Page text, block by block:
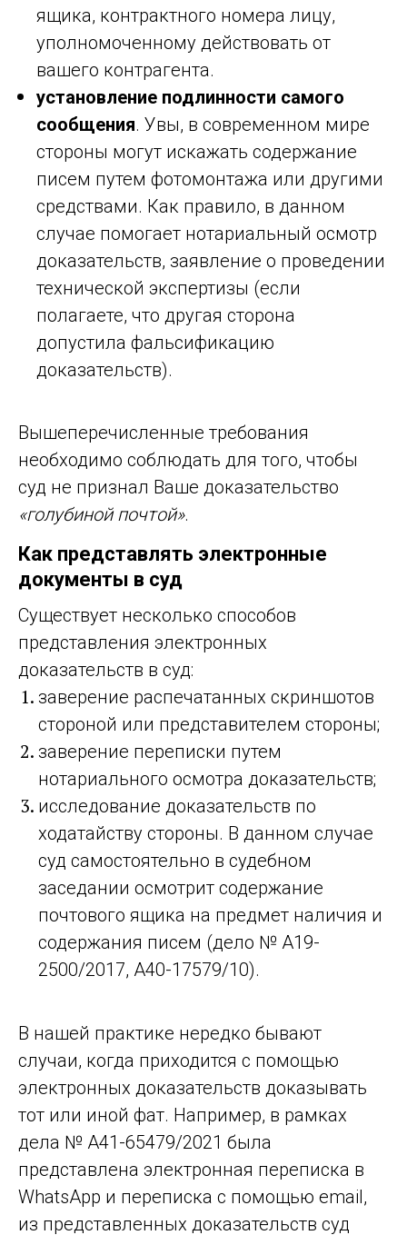
ящика, контрактного номера лицу,
уполномоченному действовать от
вашего контрагента.
установление подлинности самого
сообщения. Увы, в современном мире
стороны могут искажать содержание
писем путем фотомонтажа или другими
средствами. Как правило, в данном
случае помогает нотариальный осмотр
доказательств, заявление о проведении
технической экспертизы (если
полагаете, что другая сторона
допустила фальсификацию
доказательств).
Вышеперечисленные требования
необходимо соблюдать для того, чтобы
суд не признал Ваше доказательство
«голубиной почтой».
Как представлять электронные
документы в суд
Существует несколько способов
представления электронных
доказательств в суд:
заверение распечатанных скриншотов
стороной или представителем стороны;
заверение переписки путем
нотариального осмотра доказательств;
исследование доказательств по
ходатайству стороны. В данном случае
суд самостоятельно в судебном
заседании осмотрит содержание
почтового ящика на предмет наличия и
содержания писем (дело № А19-
2500/2017, А40-17579/10).
В нашей практике нередко бывают
случаи, когда приходится с помощью
электронных доказательств доказывать
тот или иной фат. Например, в рамках
дела № А41-65479/2021 была
представлена электронная переписка в
WhatsApp и переписка с помощью email,
из представленных доказательств суд